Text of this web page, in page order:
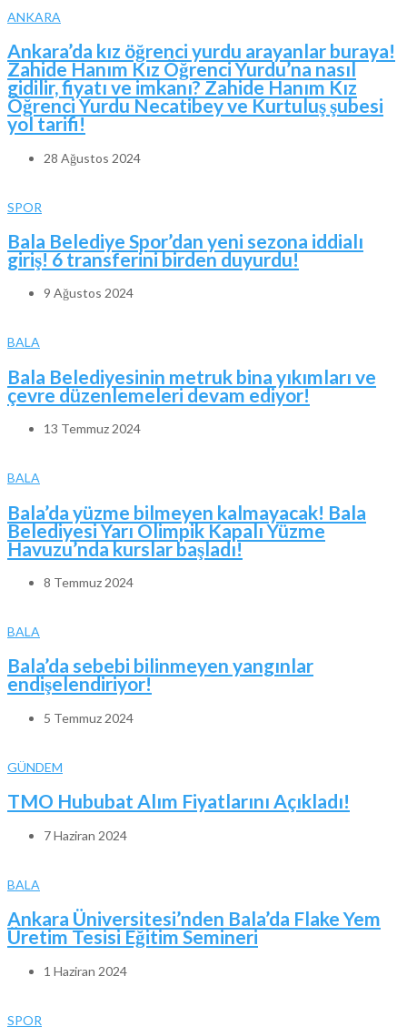
ANKARA
Ankara’da kız öğrenci yurdu arayanlar buraya!
Zahide Hanım Kız Öğrenci Yurdu’na nasıl
gidilir, fiyatı ve imkanı? Zahide Hanım Kız
Öğrenci Yurdu Necatibey ve Kurtuluş şubesi
yol tarifi!
28 Ağustos 2024
SPOR
Bala Belediye Spor’dan yeni sezona iddialı
giriş! 6 transferini birden duyurdu!
9 Ağustos 2024
BALA
Bala Belediyesinin metruk bina yıkımları ve
çevre düzenlemeleri devam ediyor!
13 Temmuz 2024
BALA
Bala’da yüzme bilmeyen kalmayacak! Bala
Belediyesi Yarı Olimpik Kapalı Yüzme
Havuzu’nda kurslar başladı!
8 Temmuz 2024
BALA
Bala’da sebebi bilinmeyen yangınlar
endişelendiriyor!
5 Temmuz 2024
GÜNDEM
TMO Hububat Alım Fiyatlarını Açıkladı!
7 Haziran 2024
BALA
Ankara Üniversitesi’nden Bala’da Flake Yem
Üretim Tesisi Eğitim Semineri
1 Haziran 2024
SPOR